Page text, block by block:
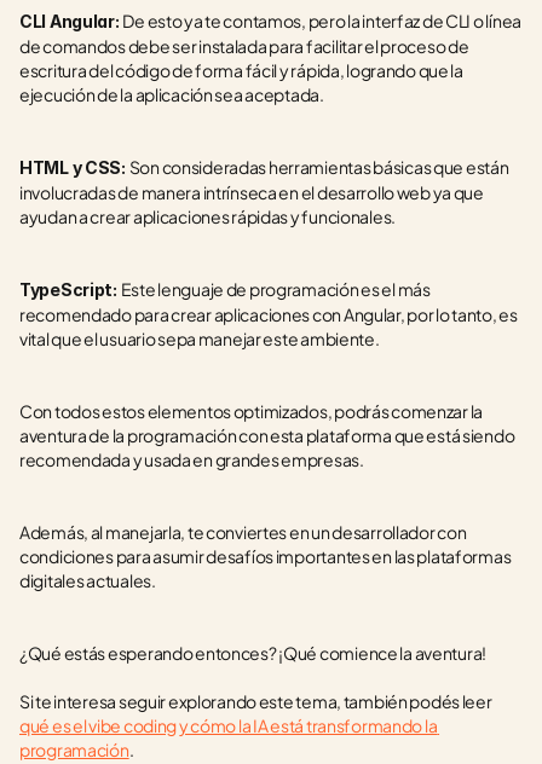
CLI Angular: De esto ya te contamos, pero la interfaz de CLI o línea
de comandos debe ser instalada para facilitar el proceso de
escritura del código de forma fácil y rápida, logrando que la
ejecución de la aplicación sea aceptada.
HTML y CSS: Son consideradas herramientas básicas que están
involucradas de manera intrínseca en el desarrollo web ya que
ayudan a crear aplicaciones rápidas y funcionales.
TypeScript: Este lenguaje de programación es el más
recomendado para crear aplicaciones con Angular, por lo tanto, es
vital que el usuario sepa manejar este ambiente.
Con todos estos elementos optimizados, podrás comenzar la
aventura de la programación con esta plataforma que está siendo
recomendada y usada en grandes empresas.
Además, al manejarla, te conviertes en un desarrollador con
condiciones para asumir desafíos importantes en las plataformas
digitales actuales.
¿Qué estás esperando entonces? ¡Qué comience la aventura!
Si te interesa seguir explorando este tema, también podés leer
qué es el vibe coding y cómo la IA está transformando la
programación.